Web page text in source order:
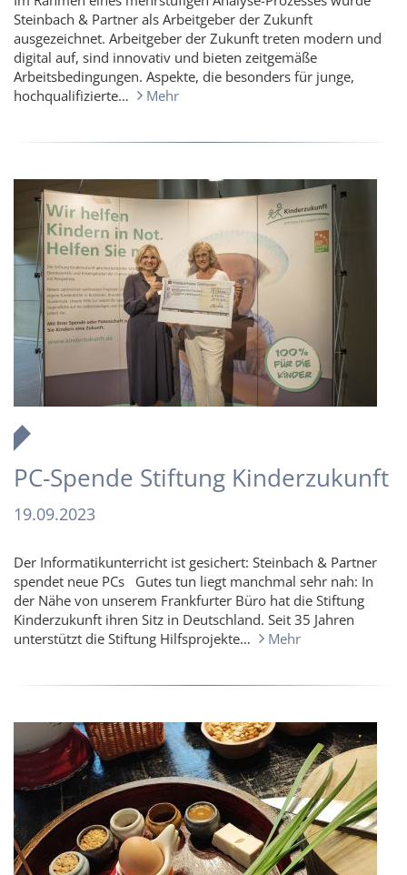
Steinbach & Partner als Arbeitgeber der Zukunft
ausgezeichnet. Arbeitgeber der Zukunft treten modern und
digital auf, sind innovativ und bieten zeitgemäße
Arbeitsbedingungen. Aspekte, die besonders für junge,
hochqualifizierte…
Mehr
PC-Spende Stiftung Kinderzukunft
19.09.2023
Der Informatikunterricht ist gesichert: Steinbach & Partner
spendet neue PCs Gutes tun liegt manchmal sehr nah: In
der Nähe von unserem Frankfurter Büro hat die Stiftung
Kinderzukunft ihren Sitz in Deutschland. Seit 35 Jahren
unterstützt die Stiftung Hilfsprojekte…
Mehr